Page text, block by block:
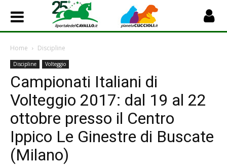
Home Discipline
Discipline Volteggio
Campionati Italiani di
Volteggio 2017: dal 19 al 22
ottobre presso il Centro
Ippico Le Ginestre di Buscate
(Milano)